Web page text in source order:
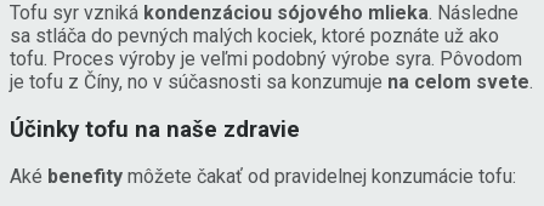
Tofu syr vzniká kondenzáciou sójového mlieka. Následne
sa stláča do pevných malých kociek, ktoré poznáte už ako
tofu. Proces výroby je veľmi podobný výrobe syra. Pôvodom
je tofu z Číny, no v súčasnosti sa konzumuje na celom svete.
Účinky tofu na naše zdravie
Aké benefity môžete čakať od pravidelnej konzumácie tofu: